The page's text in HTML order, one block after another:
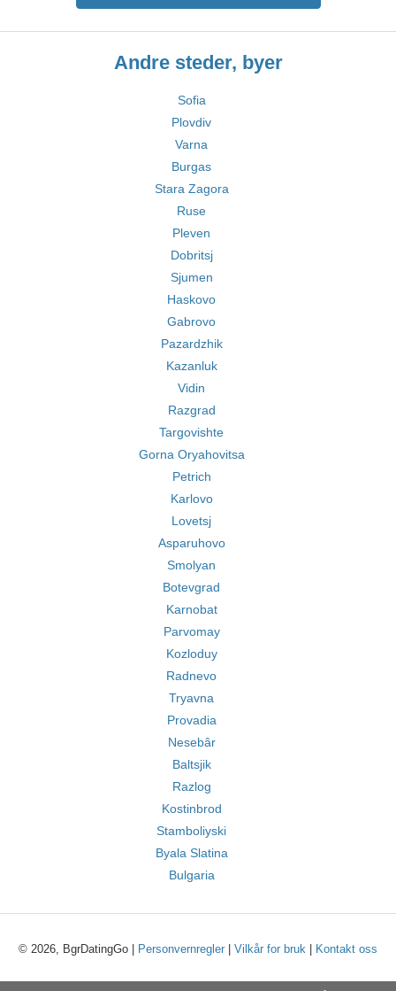
Andre steder, byer
Sofia
Plovdiv
Varna
Burgas
Stara Zagora
Ruse
Pleven
Dobritsj
Sjumen
Haskovo
Gabrovo
Pazardzhik
Kazanluk
Vidin
Razgrad
Targovishte
Gorna Oryahovitsa
Petrich
Karlovo
Lovetsj
Asparuhovo
Smolyan
Botevgrad
Karnobat
Parvomay
Kozloduy
Radnevo
Tryavna
Provadia
Nesebâr
Baltsjik
Razlog
Kostinbrod
Stamboliyski
Byala Slatina
Bulgaria
© 2026, BgrDatingGo | Personvernregler Vilkår for bruk Kontakt oss